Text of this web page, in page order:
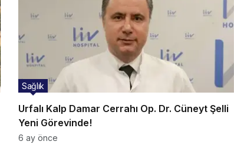
Urfalı Kalp Damar Cerrahı Op. Dr. Cüneyt Şelli
Yeni Görevinde!
Sağlık
6 ay önce